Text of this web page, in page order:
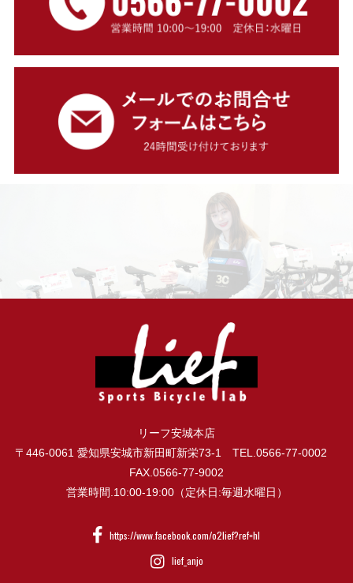
リーフ安城本店
〒446-0061 愛知県安城市新田町新栄73-1 TEL.0566-77-0002
FAX.0566-77-9002
営業時間.10:00-19:00（定休日:毎週水曜日）
https://www.facebook.com/o2lief?ref=hl
lief_anjo